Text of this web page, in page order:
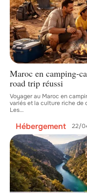
Maroc en camping-
road trip réussi
Voyager au Maroc en
variés et la culture riche de
Les…
Hébergement 22/